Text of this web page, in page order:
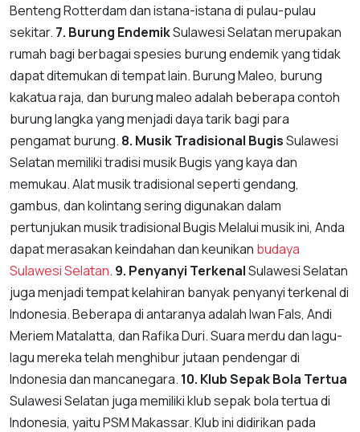
Benteng Rotterdam dan istana-istana di pulau-pulau
sekitar. 7. Burung EndemikSulawesi Selatan merupakan
rumah bagi berbagai spesies burung endemik yang tidak
dapat ditemukan di tempat lain. Burung Maleo, burung
kakatua raja, dan burung maleo adalah beberapa contoh
burung langka yang menjadi daya tarik bagi para
pengamat burung. 8. Musik Tradisional BugisSulawesi
Selatan memiliki tradisi musik Bugis yang kaya dan
memukau. Alat musik tradisional seperti gendang,
gambus, dan kolintang sering digunakan dalam
pertunjukan musik tradisional Bugis Melalui musik ini, Anda
dapat merasakan keindahan dan keunikan budaya
Sulawesi Selatan. 9. Penyanyi TerkenalSulawesi Selatan
juga menjadi tempat kelahiran banyak penyanyi terkenal di
Indonesia. Beberapa di antaranya adalah Iwan Fals, Andi
Meriem Matalatta, dan Rafika Duri. Suara merdu dan lagu-
lagu mereka telah menghibur jutaan pendengar di
Indonesia dan mancanegara. 10. Klub Sepak Bola Tertua
Sulawesi Selatan juga memiliki klub sepak bola tertua di
Indonesia, yaitu PSM Makassar. Klub ini didirikan pada